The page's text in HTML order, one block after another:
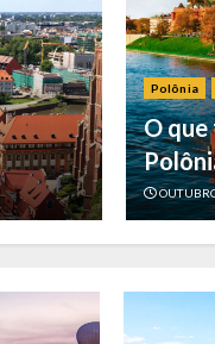
Polônia
O que